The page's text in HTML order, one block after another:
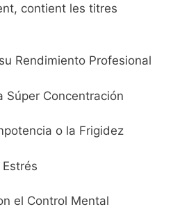
contient les titres
Rendimiento Profesional
Súper Concentración
o la Frigidez
el Control Mental